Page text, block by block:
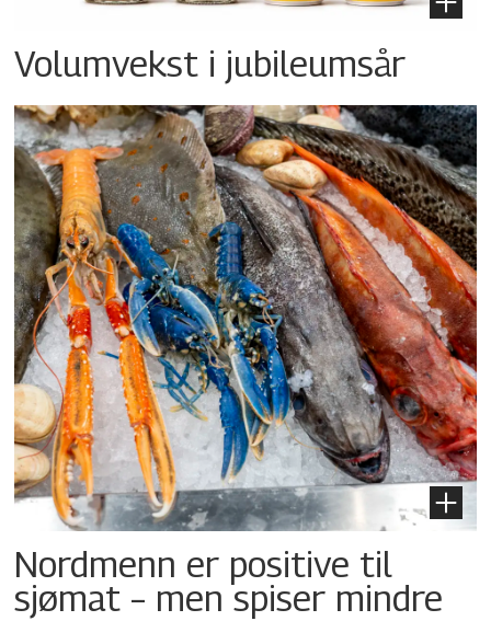
Volumvekst i jubileumsår
Nordmenn er positive til
sjømat – men spiser mindre